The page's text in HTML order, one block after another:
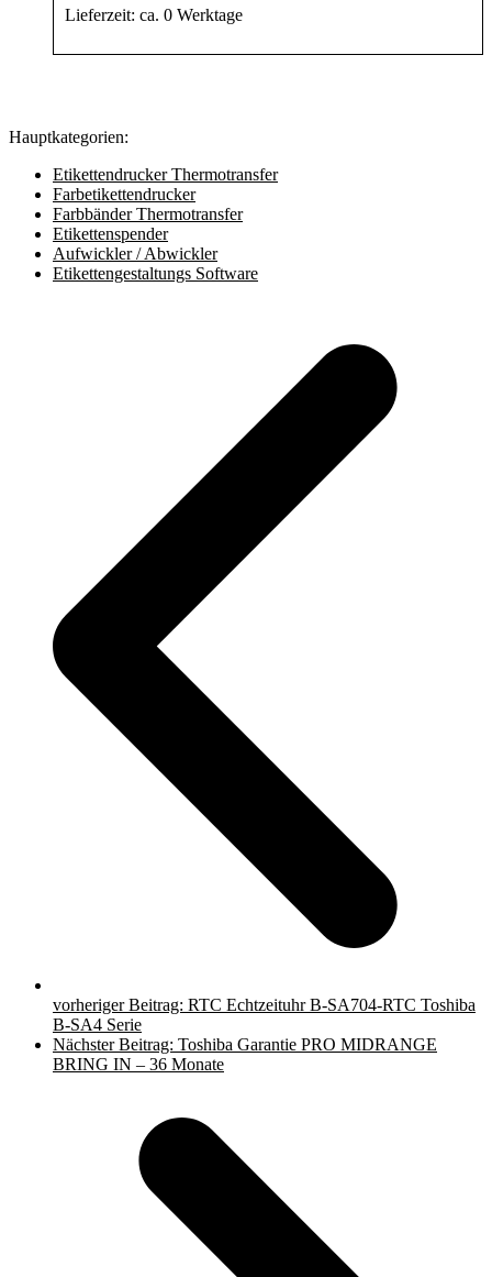
Lieferzeit: ca. 0 Werktage
Hauptkategorien:
Etikettendrucker Thermotransfer
Farbetikettendrucker
Farbbänder Thermotransfer
Etikettenspender
Aufwickler / Abwickler
Etikettengestaltungs Software
vorheriger Beitrag: RTC Echtzeituhr B-SA704-RTC Toshiba
B-SA4 Serie
Nächster Beitrag: Toshiba Garantie PRO MIDRANGE
BRING IN – 36 Monate